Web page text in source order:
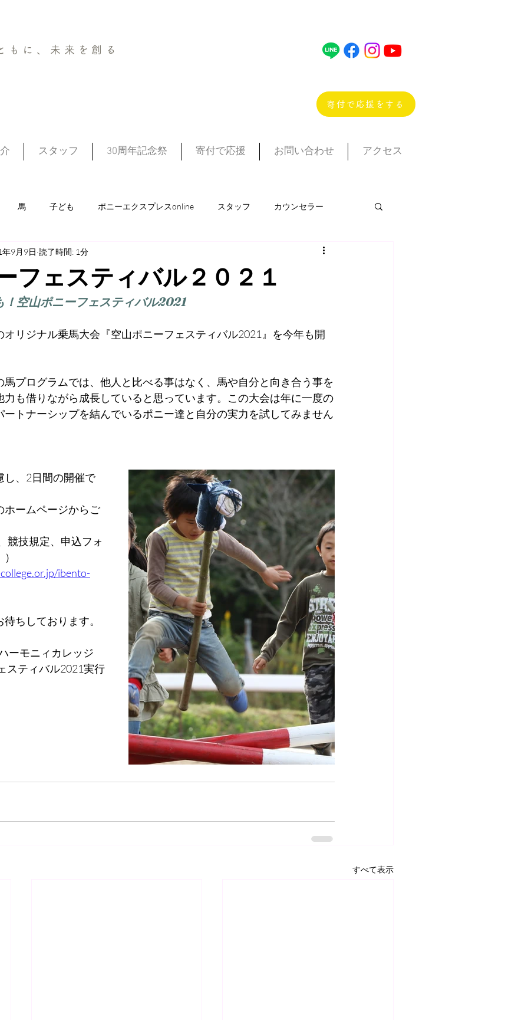
もに、未来を創る
寄付で応援をする
スタッフ 30周年記念祭 寄付で応援 お問い合わせ アクセス
馬 子ども ポニーエクスプレスonline スタッフ カウンセラー
ークラブ まなび～馬（フリースクール） ポニー教室
フェスティバル２０２１
9月9日 読了時間: 1分
！空山ポニーフェスティバル2021
リジナル乗馬大会『空山ポニーフェスティバル2021』を今年も開
プログラムでは、他人と比べる事はなく、馬や自分と向き合う事を
力も借りながら成長していると思っています。この大会は年に一度の
トナーシップを結んでいるポニー達と自分の実力を試してみません
し、2日間の開催で
ホームページからご
競技規定、申込フォ
ibento-
ちしております。
ーモニィカレッジ
スティバル2021実行
すべて表示